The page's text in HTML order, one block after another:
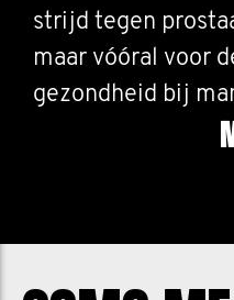
strijd tegen
maar vóóral voor
gezondheid bij
slechtere dagen,